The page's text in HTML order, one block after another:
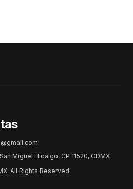
Miguel Hidalgo, CP 11520, CDMX
All Rights Reserved.